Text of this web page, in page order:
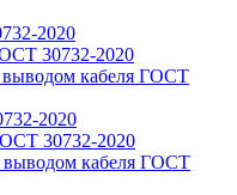
2020
30732-2020
кабеля ГОСТ
2020
30732-2020
кабеля ГОСТ